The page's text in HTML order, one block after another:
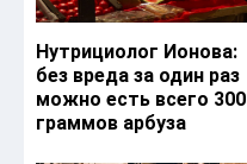
Нутрициолог Ионова:
без вреда за один раз
можно есть всего 300
граммов арбуза